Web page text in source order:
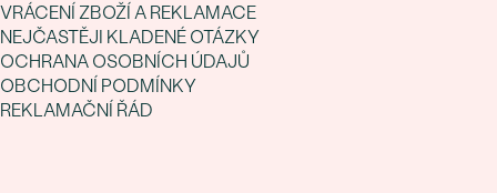
VRÁCENÍ ZBOŽÍ A REKLAMACE
NEJČASTĚJI KLADENÉ OTÁZKY
OCHRANA OSOBNÍCH ÚDAJŮ
OBCHODNÍ PODMÍNKY
REKLAMAČNÍ ŘÁD